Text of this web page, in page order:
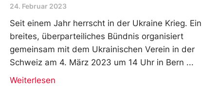
24. Februar 2023
Seit einem Jahr herrscht in der Ukraine Krieg. Ein
breites, überparteiliches Bündnis organisiert
gemeinsam mit dem Ukrainischen Verein in der
Schweiz am 4. März 2023 um 14 Uhr in Bern
Weiterlesen